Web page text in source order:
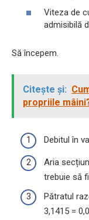
Viteza de
admisibilă
Să începem.
Citește și:
propriile
Debitul în
Aria
trebuie să
Pătratul
3,1415 =